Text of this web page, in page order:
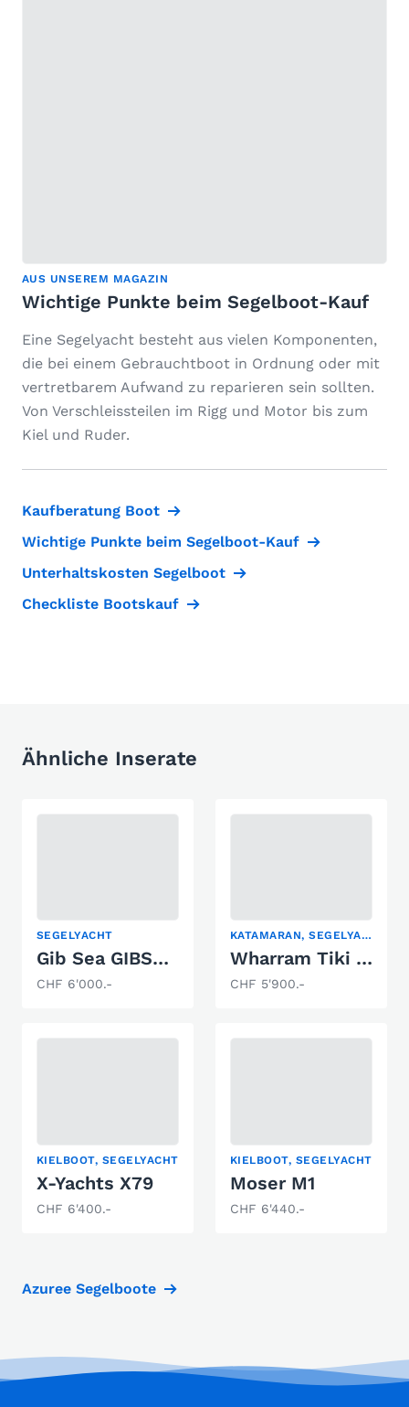
AUS UNSEREM MAGAZIN
Wichtige Punkte beim Segelboot-Kauf
Eine Segelyacht besteht aus vielen Komponenten,
die bei einem Gebrauchtboot in Ordnung oder mit
vertretbarem Aufwand zu reparieren sein sollten.
Von Verschleissteilen im Rigg und Motor bis zum
Kiel und Ruder.
Kaufberatung Boot
Wichtige Punkte beim Segelboot-Kauf
Unterhaltskosten Segelboot
Checkliste Bootskauf
Ähnliche Inserate
SEGELYACHT
Gib Sea GIBSEA 24
CHF 6'000.-
KATAMARAN, SEGELYACHT
Wharram Tiki 26
CHF 5'900.-
KIELBOOT, SEGELYACHT
X-Yachts X79
CHF 6'400.-
KIELBOOT, SEGELYACHT
Moser M1
CHF 6'440.-
Azuree Segelboote